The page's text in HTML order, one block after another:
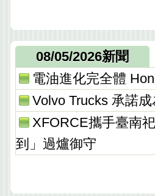
08/05/2026新聞
電油進化完全體
Volvo Trucks 承諾
XFORCE攜手臺南
到」過爐御守